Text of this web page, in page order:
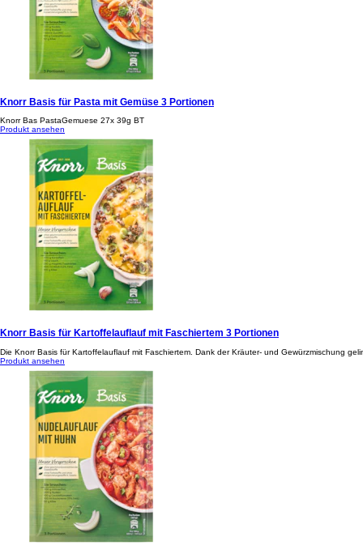
Knorr Basis für Pasta mit Gemüse 3 Portionen
Knorr Bas PastaGemuese 27x 39g BT
Produkt ansehen
Knorr Basis für Kartoffelauflauf mit Faschiertem 3 Portionen
Die Knorr Basis für Kartoffelauflauf mit Faschiertem. Dank der Kräuter- und Gewürzmischung
Produkt ansehen